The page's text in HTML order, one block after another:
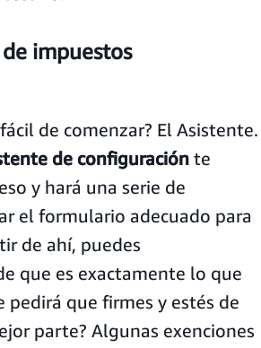
impuestos
de comenzar? El Asistente.
de configuraciónte
y hará una serie de
el formulario adecuado para
de ahí, puedes
que es exactamente lo que
pedirá que firmes y estés de
parte? Algunas exenciones